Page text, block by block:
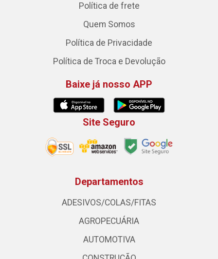
Política de frete
Quem Somos
Política de Privacidade
Política de Troca e Devolução
Baixe já nosso APP
Site Seguro
Departamentos
ADESIVOS/COLAS/FITAS
AGROPECUÁRIA
AUTOMOTIVA